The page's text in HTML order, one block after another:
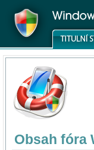
Obsah fóra